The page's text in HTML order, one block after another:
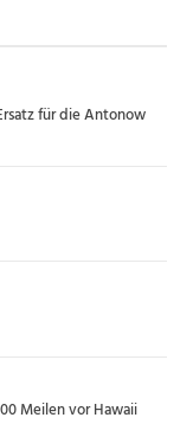
für die Antonow
Meilen vor Hawaii